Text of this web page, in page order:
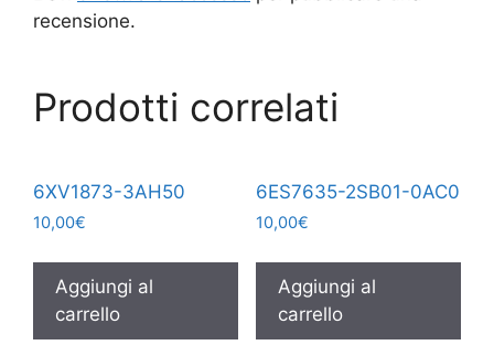
recensione.
Prodotti correlati
6XV1873-3AH50
10,00€
Aggiungi al
carrello
6ES7635-2SB01-0AC0
10,00€
Aggiungi al
carrello